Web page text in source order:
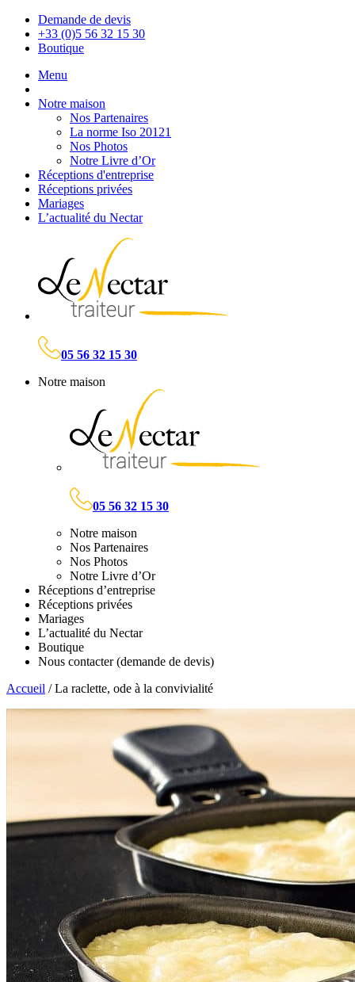
Demande de devis
+33 (0)5 56 32 15 30
Boutique
Menu
Notre maison
Nos Partenaires
La norme Iso 20121
Nos Photos
Notre Livre d’Or
Réceptions d'entreprise
Réceptions privées
Mariages
L’actualité du Nectar
05 56 32 15 30
Notre maison
05 56 32 15 30
Notre maison
Nos Partenaires
Nos Photos
Notre Livre d’Or
Réceptions d’entreprise
Réceptions privées
Mariages
L’actualité du Nectar
Boutique
Nous contacter (demande de devis)
Accueil /La raclette, ode à la convivialité